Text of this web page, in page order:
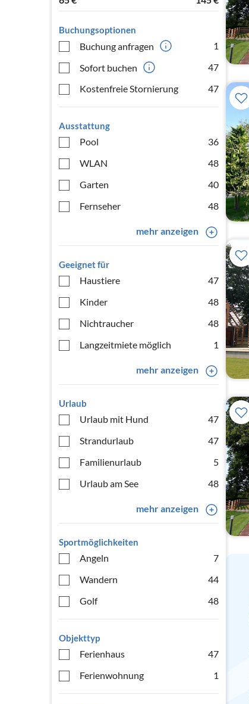
Buchungsoptionen
Buchung anfragen
1
Sofort buchen
47
Kostenfreie Stornierung
47
Ausstattung
Pool
36
WLAN
48
Garten
40
Fernseher
48
mehr anzeigen
Geeignet für
Haustiere
47
Kinder
48
Nichtraucher
48
Langzeitmiete möglich
1
mehr anzeigen
Urlaub
Urlaub mit Hund
47
Strandurlaub
47
Familienurlaub
5
Urlaub am See
48
mehr anzeigen
Sportmöglichkeiten
Angeln
7
Wandern
44
Golf
48
Objekttyp
Ferienhaus
47
Ferienwohnung
1